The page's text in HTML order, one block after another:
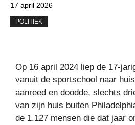
17 april 2026
POLITIEK
Op 16 april 2024 liep de 17-
vanuit de sportschool naar
aanreed en doodde, slechts
van zijn huis buiten
de 1.127 mensen die dat jaar